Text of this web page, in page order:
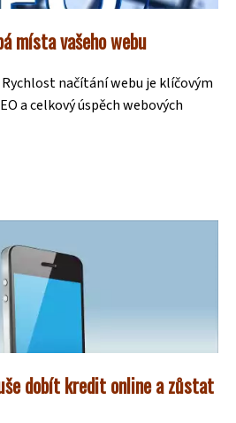
místa vašeho webu
načítání webu je klíčovým
a celkový úspěch webových
dobít kredit online a zůstat